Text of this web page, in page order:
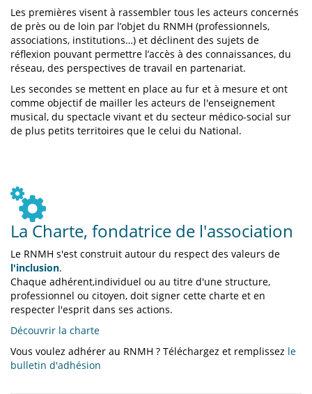
Les premières visent à rassembler tous les acteurs concernés
de près ou de loin par l’objet du RNMH (professionnels,
associations, institutions…) et déclinent des sujets de
réflexion pouvant permettre l’accès à des connaissances, du
réseau, des perspectives de travail en partenariat.
Les secondes se mettent en place au fur et à mesure et ont
comme objectif de mailler les acteurs de l'enseignement
musical, du spectacle vivant et du secteur médico-social sur
de plus petits territoires que le celui du National.
La Charte, fondatrice de l'association
Le RNMH s'est construit autour du respect des valeurs de
l'inclusion.
Chaque adhérent,individuel ou au titre d'une structure,
professionnel ou citoyen, doit signer cette charte et en
respecter l'esprit dans ses actions.
Découvrir la charte
Vous voulez adhérer au RNMH ? Téléchargez et remplissez le
bulletin d'adhésion